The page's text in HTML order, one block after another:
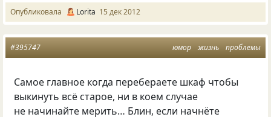
Опубликовала Lorita 15 дек 2012
юмор жизнь проблемы
#395747
Самое главное когда перебераете шкаф чтобы
выкинуть всё старое, ни в коем случае
не начинайте мерить… Блин, если начнёте